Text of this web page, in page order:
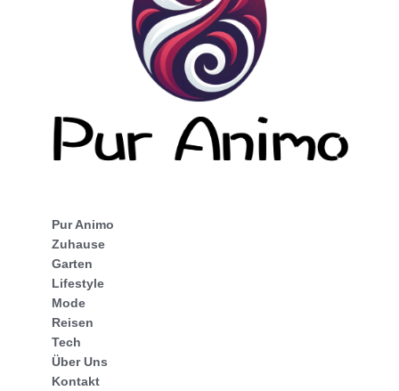
Pur Animo
Zuhause
Garten
Lifestyle
Mode
Reisen
Tech
Über Uns
Kontakt